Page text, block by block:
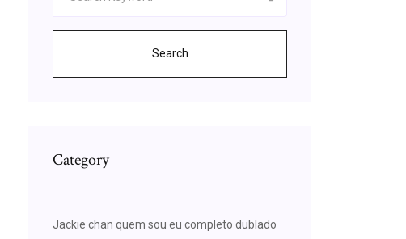
Search
Category
Jackie chan quem sou eu completo dublado